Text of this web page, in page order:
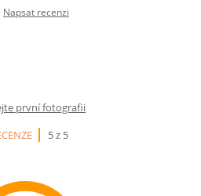
Napsat recenzi
první fotografii
5 z 5